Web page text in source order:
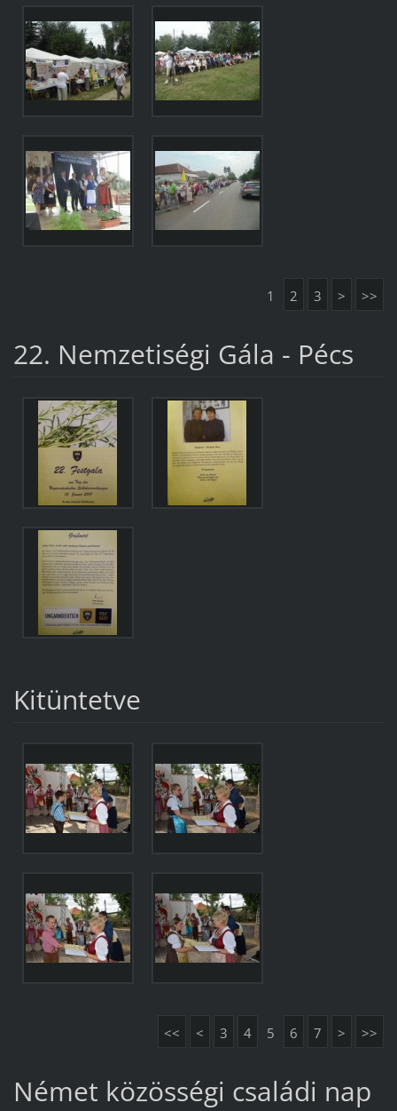
1 2 3 > >>
22. Nemzetiségi Gála - Pécs
Kitüntetve
<< < 3 4 5 6 7 > >>
Német közösségi családi nap